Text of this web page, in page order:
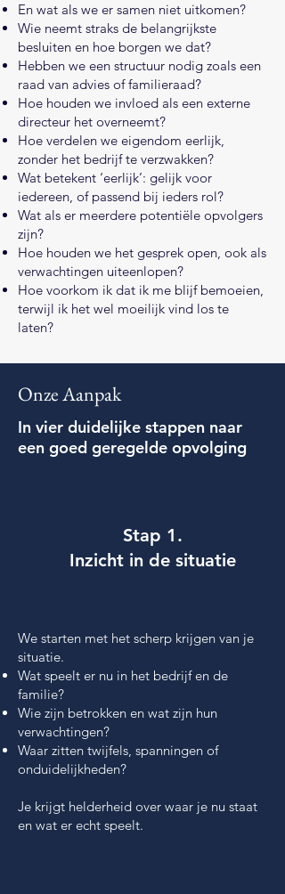
En wat als we er samen niet uitkomen?
Wie neemt straks de belangrijkste
besluiten en hoe borgen we dat?
Hebben we een structuur nodig zoals een
raad van advies of familieraad?
Hoe houden we invloed als een externe
directeur het overneemt?
Hoe verdelen we eigendom eerlijk,
zonder het bedrijf te verzwakken?
Wat betekent ‘eerlijk’: gelijk voor
iedereen, of passend bij ieders rol?
Wat als er meerdere potentiële opvolgers
zijn?
Hoe houden we het gesprek open, ook als
verwachtingen uiteenlopen?
Hoe voorkom ik dat ik me blijf bemoeien,
terwijl ik het wel moeilijk vind los te
laten?
Onze Aanpak
In vier duidelijke stappen naar
een goed geregelde opvolging
Stap 1.
Inzicht in de situatie​
We starten met het scherp krijgen van je
situatie.
Wat speelt er nu in het bedrijf en de
familie?
Wie zijn betrokken en wat zijn hun
verwachtingen?
Waar zitten twijfels, spanningen of
onduidelijkheden?
​Je krijgt helderheid over waar je nu staat
en wat er echt speelt.